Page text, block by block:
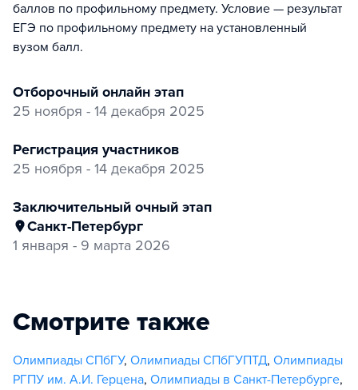
баллов по профильному предмету. Условие — результат
ЕГЭ по профильному предмету на установленный
вузом балл.
отборочный онлайн этап
25 ноября - 14 декабря 2025
регистрация участников
25 ноября - 14 декабря 2025
заключительный очный этап
Санкт-Петербург
1 января - 9 марта 2026
Смотрите также
Олимпиады СПбГУ, Олимпиады СПбГУПТД, Олимпиады
РГПУ им. А.И. Герцена, Олимпиады в Санкт-Петербурге,